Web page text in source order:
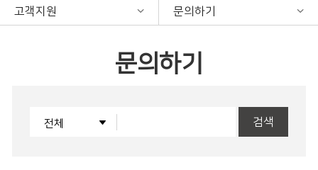
고객지원 문의하기
문의하기
검색